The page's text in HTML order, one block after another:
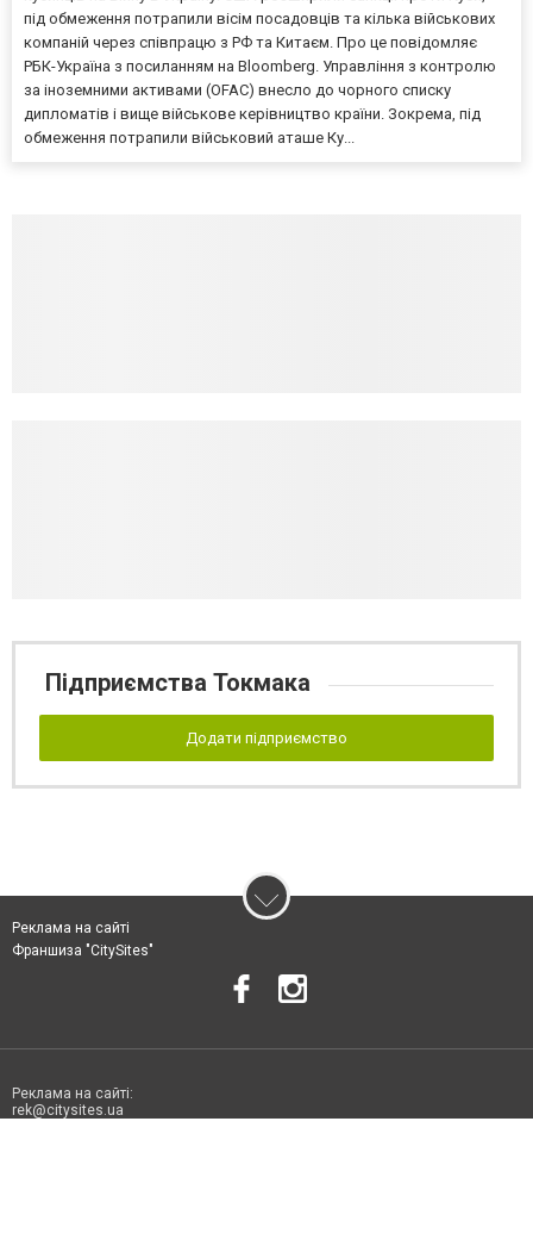
під обмеження потрапили вісім посадовців та кілька військових
компаній через співпрацю з РФ та Китаєм. Про це повідомляє
РБК-Україна з посиланням на Bloomberg. Управління з контролю
за іноземними активами (OFAC) внесло до чорного списку
дипломатів і вище військове керівництво країни. Зокрема, під
обмеження потрапили військовий аташе Ку...
Підприємства Токмака
Додати підприємство
Реклама на сайті
Франшиза "CitySites"
Реклама на сайті:
rek@citysites.ua